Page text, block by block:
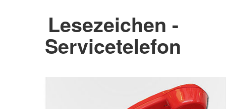
Lesezeichen -
Servicetelefon